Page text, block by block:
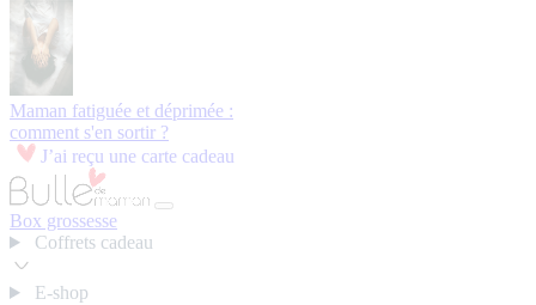
Maman fatiguée et déprimée :
comment s'en sortir ?
J’ai reçu une carte cadeau
Box grossesse
Coffrets cadeau
E-shop